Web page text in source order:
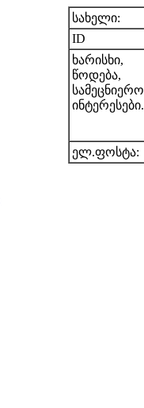
სახელი:
ID
ხარისხი,
წოდება,
სამეცნიერო
ინტერესები.
ელ.ფოსტა: